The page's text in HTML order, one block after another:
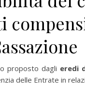
proposto dagli eredi
delle Entrate in